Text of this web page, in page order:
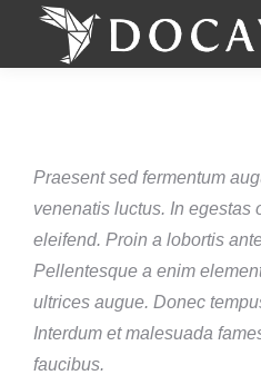
Praesent sed fermentum
venenatis luctus. In egestas
eleifend. Proin a lobortis
Pellentesque a enim
ultrices augue. Donec
Interdum et malesuada
faucibus.